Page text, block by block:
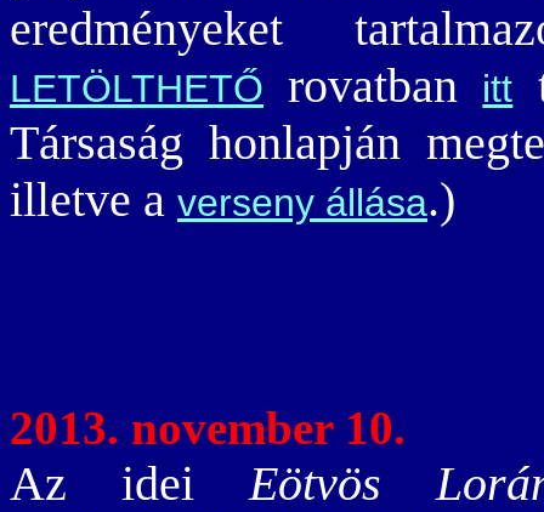
eredményeket
LETÖLTHETŐ rovatban itt
Társaság honlapján
illetve a verseny állása.)
2013. november 10.
Az ideiEötvös